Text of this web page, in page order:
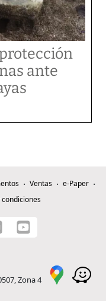
ante
Ventas
e-Paper
Zona 4